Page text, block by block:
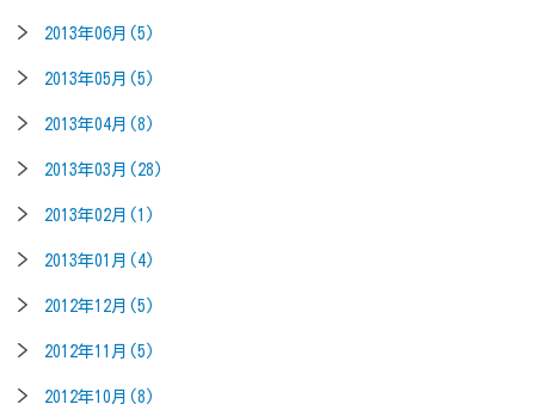
2013年06月(5)
2013年05月(5)
2013年04月(8)
2013年03月(28)
2013年02月(1)
2013年01月(4)
2012年12月(5)
2012年11月(5)
2012年10月(8)